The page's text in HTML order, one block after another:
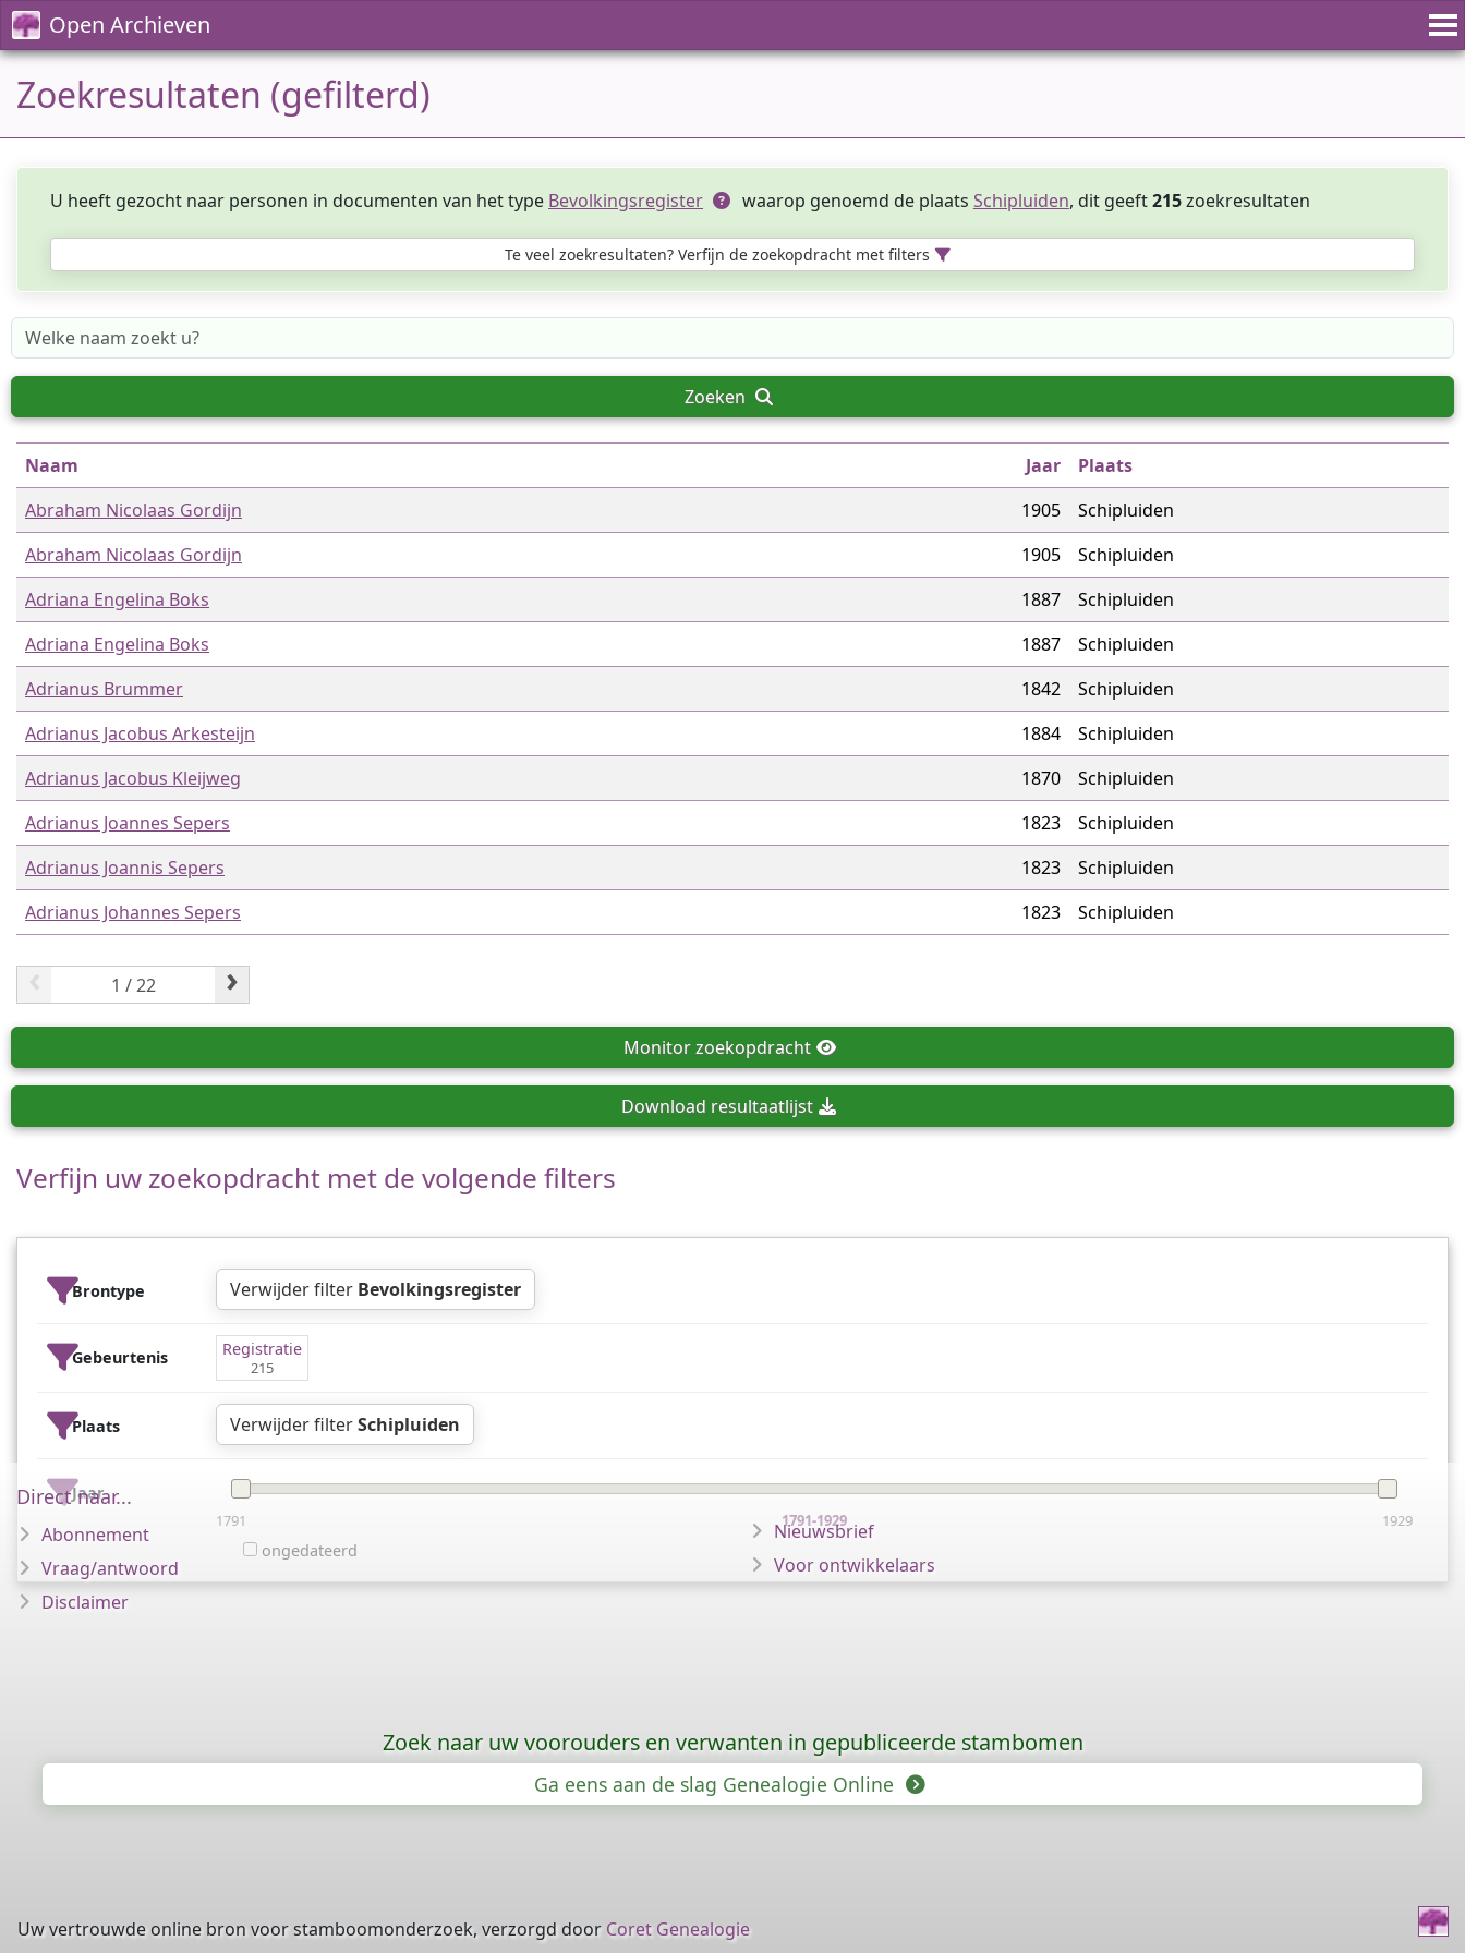
Open Archieven
Zoekresultaten (gefilterd)
U heeft gezocht naar personen in documenten van het type Bevolkingsregister waarop genoemd de plaats Schipluiden, dit geeft215zoekresultaten
Te veel zoekresultaten? Verfijn de zoekopdracht met filters
Zoeken
Naam Jaar
Plaats
Abraham Nicolaas Gordijn
1905
Schipluiden
Abraham Nicolaas Gordijn
1905
Schipluiden
Adriana Engelina Boks
1887
Schipluiden
Adriana Engelina Boks
1887
Schipluiden
Adrianus Brummer
1842
Schipluiden
Adrianus Jacobus Arkesteijn
1884
Schipluiden
Adrianus Jacobus Kleijweg
1870
Schipluiden
Adrianus Joannes Sepers
1823
Schipluiden
Adrianus Joannis Sepers
1823
Schipluiden
Adrianus Johannes Sepers
1823 Schipluiden
‹ ›
Monitorzoekopdracht
Download resultaatlijst
Verfijn uw zoekopdracht met de volgende filters
Brontype Verwijder filter Bevolkingsregister
Gebeurtenis Registratie
215
Plaats Verwijder filterSchipluiden
Jaar
1791 1929
1791-1929
ongedateerd
Direct naar...
Abonnement
Vraag/antwoord
Disclaimer
Nieuwsbrief
Voor ontwikkelaars
Zoek naar uw voorouders en verwanten in gepubliceerde stambomen
Ga eens aan de slag Genealogie Online
Uw vertrouwde online bron voor stamboomonderzoek, verzorgd door Coret Genealogie